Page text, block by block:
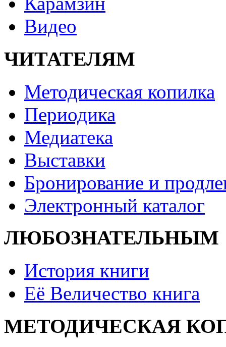
Видео
ЧИТАТЕЛЯМ
Методическая копилка
Периодика
Медиатека
Выставки
Бронирование и
Электронный каталог
ЛЮБОЗНАТЕЛЬНЫМ
История книги
Её Величество книга
МЕТОДИЧЕСКАЯ